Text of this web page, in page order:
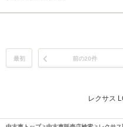
最初 前の20件
レクサス